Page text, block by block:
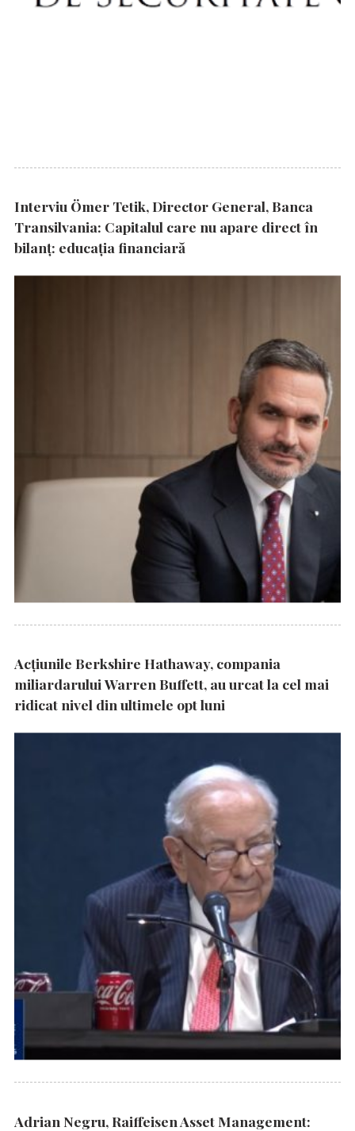
Interviu Ömer Tetik, Director General, Banca
Transilvania: Capitalul care nu apare direct în
bilanț: educația financiară
Acțiunile Berkshire Hathaway, compania
miliardarului Warren Buffett, au urcat la cel mai
ridicat nivel din ultimele opt luni
Adrian Negru, Raiffeisen Asset Management: